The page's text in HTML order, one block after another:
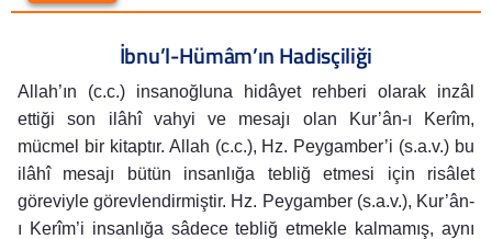
İbnu’l-Hümâm’ın Hadisçiliği
Allah’ın (c.c.) insanoğluna hidâyet rehberi olarak inzâl
ettiği son ilâhî vahyi ve mesajı olan Kur’ân-ı Kerîm,
mücmel bir kitaptır. Allah (c.c.), Hz. Peygamber’i (s.a.v.) bu
ilâhî mesajı bütün insanlığa tebliğ etmesi için risâlet
göreviyle görevlendirmiştir. Hz. Peygamber (s.a.v.), Kur’ân-
ı Kerîm’i insanlığa sâdece tebliğ etmekle kalmamış, aynı